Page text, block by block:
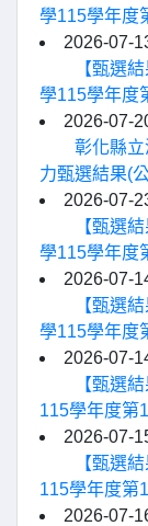
學115學年度
2026-07-
【甄選
學115學年度
2026-07-
彰化縣
力甄選結果(
2026-07-
【甄選
學115學年度
2026-07-
【甄選
學115學年度
2026-07-
【甄選
115學年度第
2026-07-
【甄選
115學年度第
2026-07-